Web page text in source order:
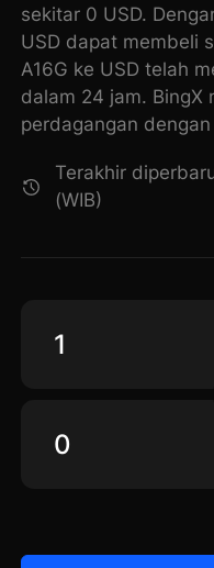
sekitar 0 USD.
USD dapat membeli
A16G ke USD telah
dalam 24 jam. BingX
perdagangan
Terakhir
(WIB)